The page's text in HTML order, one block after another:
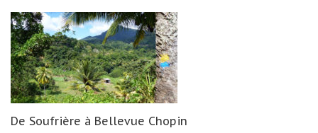
De Soufrière à Bellevue Chopin